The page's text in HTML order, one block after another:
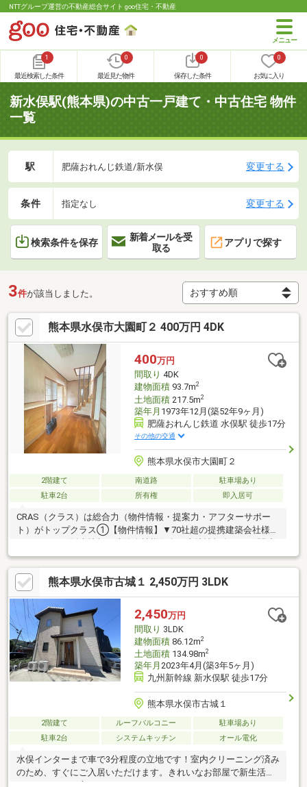
NTTグループ運営の不動産総合サイト goo住宅・不動産
1
最近検索した条件
0
最近見た物件
0
保存した条件
0
お気に入り
新水俣駅(熊本県)の中古一戸建て・中古住宅 物件
一覧
駅 肥薩おれんじ鉄道/新水俣 変更する
条件 指定なし 変更する
検索条件を保存
新着メールを受
取る
アプリで探す
3件が該当しました。
熊本県水俣市大園町２ 400万円 4DK
400万円
間取り 4DK
建物面積93.7m2
土地面積217.5m2
築年月 1973年12月(築52年9ヶ月)
肥薩おれんじ鉄道 水俣駅 徒歩17分
その他の交通
熊本県水俣市大園町２
2階建て 南道路
駐車場あり
駐車2台
所有権 即入居可
CRAS（クラス）は総合力（物件情報・提案力・アフターサポー
ト）がトップクラス①【物件情報】▼70社超の提携建築会社様モ
会社の新着・未公開物件情報②【提案力】▼住宅ローン金融機関
様の比較や住宅ローンの審査のコツも把握！▼後悔しないための
ライフプランシミュレーションFPへの家計の見直し相談も可能！
【アフターサポート】▼税金面等のアドバイス資金贈与（援助）
や住宅ローン控除のご案内やご相談もお任せ！▼お引渡し後のア
フターサポートお引渡し後のメンテナンス（リフォーム）、将来
的な売却・賃貸等の運用サポート！
熊本県水俣市古城１ 2,450万円 3LDK
2,450万円
間取り 3LDK
建物面積86.12m2
土地面積134.98m2
築年月 2023年4月(築3年5ヶ月)
九州新幹線 新水俣駅 徒歩17分
熊本県水俣市古城１
2階建て ルーフバルコニー
駐車場あり
駐車2台
システムキッチン オール電化
水俣インターまで車で3分程度の立地です！室内クリーニング済み
のため、すぐにご入居いただけます。きれいなお部屋で新生活を